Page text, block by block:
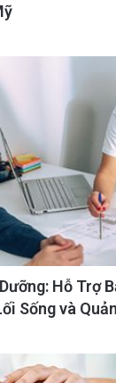
Hỗ Trợ
Sống và